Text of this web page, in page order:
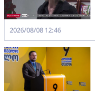
2026/08/08 12:46